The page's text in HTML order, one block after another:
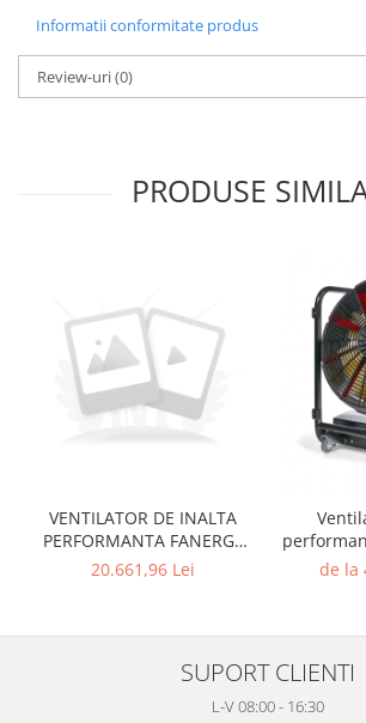
Informatii conformitate produs
Review-uri(0)
PRODUSE
VENTILATOR DE INALTA
PERFORMANTA FANERGY
V16 cu motor HONDA
20.661,96 Lei
RTE AX
de la
SUPORT CLIENTI
L-V 08:00 - 16:30